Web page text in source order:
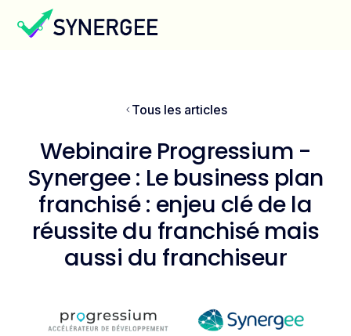
Tous les articles
Webinaire Progressium -
Synergee : Le business plan
franchisé : enjeu clé de la
réussite du franchisé mais
aussi du franchiseur